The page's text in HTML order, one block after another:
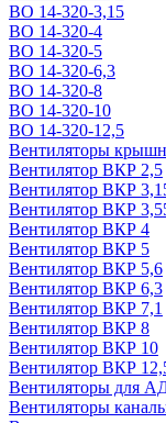
ВО 14-320-3,15
ВО 14-320-4
ВО 14-320-5
ВО 14-320-6,3
ВО 14-320-8
ВО 14-320-10
ВО 14-320-12,5
Вентиляторы
Вентилятор ВКР 2,5
Вентилятор ВКР
Вентилятор ВКР
Вентилятор ВКР 4
Вентилятор ВКР 5
Вентилятор ВКР 5,6
Вентилятор ВКР 6,3
Вентилятор ВКР 7,1
Вентилятор ВКР 8
Вентилятор ВКР 10
Вентилятор ВКР
Вентиляторы для
Вентиляторы